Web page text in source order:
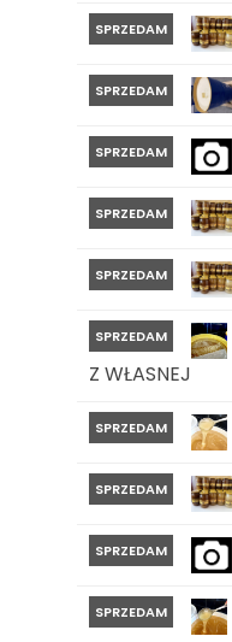
SPRZEDAM
SPRZEDAM
SPRZEDAM
SPRZEDAM
SPRZEDAM
SPRZEDAM
Z WŁASNEJ
SPRZEDAM
SPRZEDAM
SPRZEDAM
SPRZEDAM